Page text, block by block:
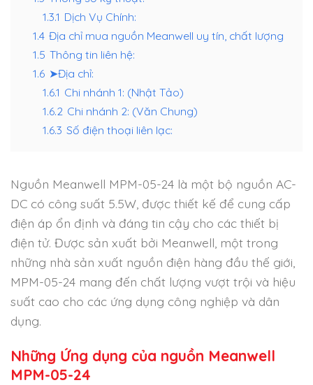
1.3.1 Dịch Vụ Chính:
1.4 Địa chỉ mua nguồn Meanwell uy tín, chất lượng
1.5 Thông tin liên hệ:
1.6 ➤Địa chỉ:
1.6.1 Chi nhánh 1: (Nhật Tảo)
1.6.2 Chi nhánh 2: (Văn Chung)
1.6.3 Số điện thoại liên lạc:
Nguồn Meanwell MPM-05-24 là một bộ nguồn AC-
DC có công suất 5.5W, được thiết kế để cung cấp
điện áp ổn định và đáng tin cậy cho các thiết bị
điện tử. Được sản xuất bởi Meanwell, một trong
những nhà sản xuất nguồn điện hàng đầu thế giới,
MPM-05-24 mang đến chất lượng vượt trội và hiệu
suất cao cho các ứng dụng công nghiệp và dân
dụng.
Những Ứng dụng của nguồn Meanwell
MPM-05-24